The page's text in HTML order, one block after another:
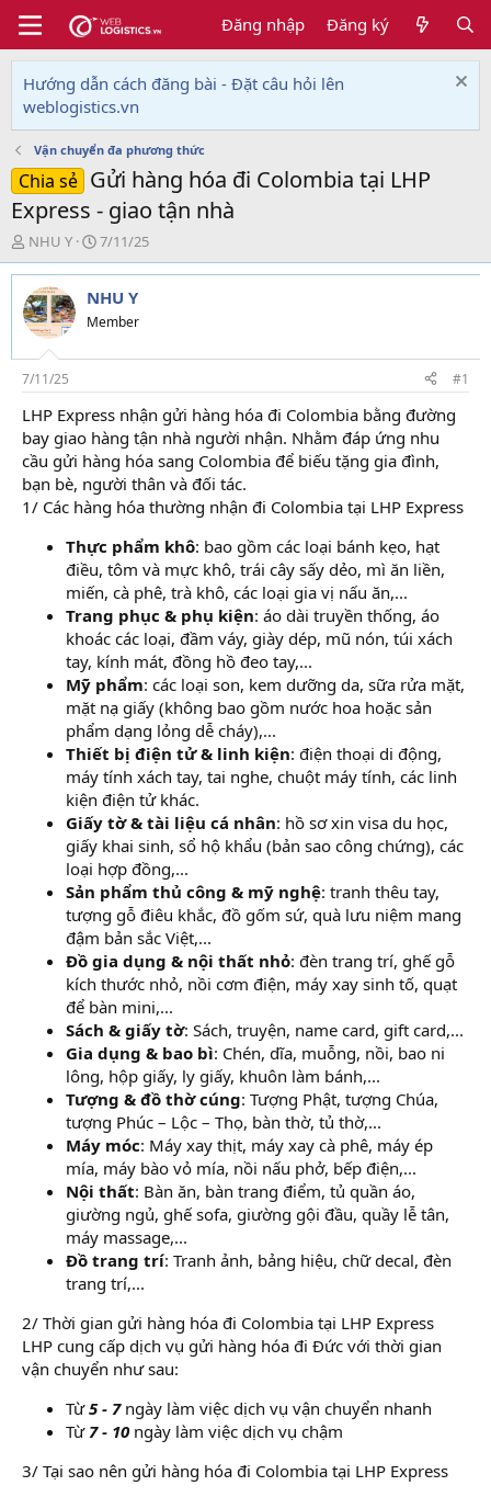
Đăng nhập Đăng ký
Hướng dẫn cách đăng bài - Đặt câu hỏi lên
weblogistics.vn
Vận chuyển đa phương thức
Chia sẻ Gửi hàng hóa đi Colombia tại LHP
Express - giao tận nhà
T
h
r
e
a
d
s
t
a
r
t
e
r
NHU Y
N
g
à
y
g
i
7/11/25
NHU Y
Member
7/11/25 #1
LHP Express nhận gửi hàng hóa đi Colombia bằng đường
bay giao hàng tận nhà người nhận. Nhằm đáp ứng nhu
cầu gửi hàng hóa sang Colombia để biếu tặng gia đình,
bạn bè, người thân và đối tác.
1/ Các hàng hóa thường nhận đi Colombia tại LHP Express
Thực phẩm khô: bao gồm các loại bánh kẹo, hạt
điều, tôm và mực khô, trái cây sấy dẻo, mì ăn liền,
miến, cà phê, trà khô, các loại gia vị nấu ăn,...
Trang phục & phụ kiện: áo dài truyền thống, áo
khoác các loại, đầm váy, giày dép, mũ nón, túi xách
tay, kính mát, đồng hồ đeo tay,...
Mỹ phẩm: các loại son, kem dưỡng da, sữa rửa mặt,
mặt nạ giấy (không bao gồm nước hoa hoặc sản
phẩm dạng lỏng dễ cháy),...
Thiết bị điện tử & linh kiện: điện thoại di động,
máy tính xách tay, tai nghe, chuột máy tính, các linh
kiện điện tử khác.
Giấy tờ & tài liệu cá nhân: hồ sơ xin visa du học,
giấy khai sinh, sổ hộ khẩu (bản sao công chứng), các
loại hợp đồng,...
Sản phẩm thủ công & mỹ nghệ: tranh thêu tay,
tượng gỗ điêu khắc, đồ gốm sứ, quà lưu niệm mang
đậm bản sắc Việt,...
Đồ gia dụng & nội thất nhỏ: đèn trang trí, ghế gỗ
kích thước nhỏ, nồi cơm điện, máy xay sinh tố, quạt
để bàn mini,...
Sách & giấy tờ: Sách, truyện, name card, gift card,...
Gia dụng & bao bì: Chén, dĩa, muỗng, nồi, bao ni
lông, hộp giấy, ly giấy, khuôn làm bánh,...
Tượng & đồ thờ cúng: Tượng Phật, tượng Chúa,
tượng Phúc – Lộc – Thọ, bàn thờ, tủ thờ,...
Máy móc: Máy xay thịt, máy xay cà phê, máy ép
mía, máy bào vỏ mía, nồi nấu phở, bếp điện,...
Nội thất: Bàn ăn, bàn trang điểm, tủ quần áo,
giường ngủ, ghế sofa, giường gội đầu, quầy lễ tân,
máy massage,...
Đồ trang trí: Tranh ảnh, bảng hiệu, chữ decal, đèn
trang trí,...
2/ Thời gian gửi hàng hóa đi Colombia tại LHP Express
LHP cung cấp dịch vụ gửi hàng hóa đi Đức với thời gian
vận chuyển như sau:
Từ5 - 7ngày làm việc dịch vụ vận chuyển nhanh
Từ 7 - 10ngày làm việc dịch vụ chậm
3/ Tại sao nên gửi hàng hóa đi Colombia tại LHP Express